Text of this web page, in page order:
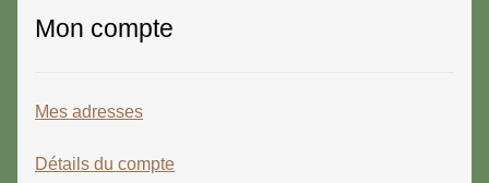
Mon compte
Mes adresses
Détails du compte